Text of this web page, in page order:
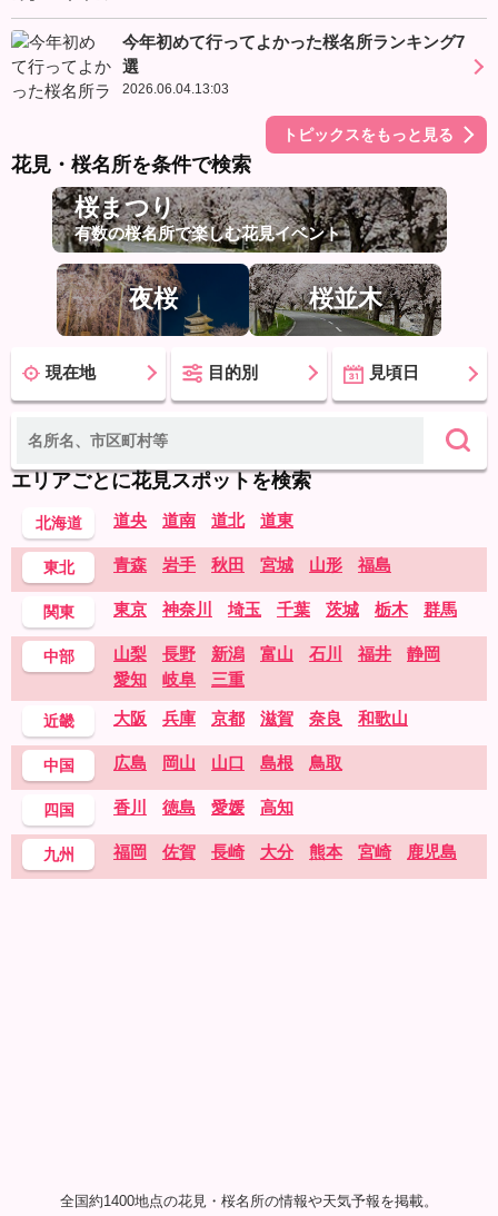
今年初めて行ってよかった桜名所ランキング7
選
2026.06.04.13:03
トピックスをもっと見る
花見・桜名所を条件で検索
桜まつり
有数の桜名所で楽しむ花見イベント
夜桜 桜並木
現在地 目的別 見頃日
エリアごとに花見スポットを検索
北海道 道央 道南 道北 道東
東北 青森 岩手 秋田 宮城 山形 福島
関東 東京 神奈川 埼玉 千葉 茨城 栃木 群馬
中部 山梨 長野 新潟 富山 石川 福井
静岡
愛知
岐阜 三重
近畿 大阪 兵庫 京都 滋賀 奈良 和歌山
中国 広島 岡山 山口 島根 鳥取
四国 香川 徳島 愛媛 高知
九州 福岡 佐賀 長崎 大分 熊本 宮崎 鹿児島
全国約1400地点の花見・桜名所の情報や天気予報を掲載。